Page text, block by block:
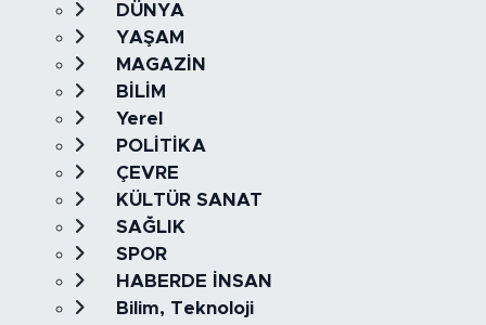
DÜNYA
YAŞAM
MAGAZİN
BİLİM
Yerel
POLİTİKA
ÇEVRE
KÜLTÜR SANAT
SAĞLIK
SPOR
HABERDE İNSAN
Bilim, Teknoloji